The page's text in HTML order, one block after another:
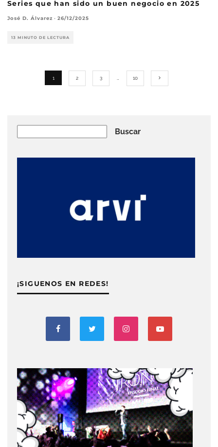
Series que han sido un buen negocio en 2025
José D. Álvarez · 26/12/2025
13 MINUTO DE LECTURA
1 2 3 … 10
Buscar
¡SIGUENOS EN REDES!